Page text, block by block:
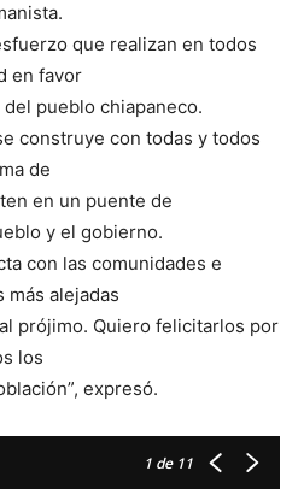
que realizan en todos
en favor
pueblo chiapaneco.
construye con todas y todos
de
en un puente de
y el gobierno.
con las comunidades e
más alejadas
prójimo. Quiero felicitarlos por
los
expresó.
1 de 11